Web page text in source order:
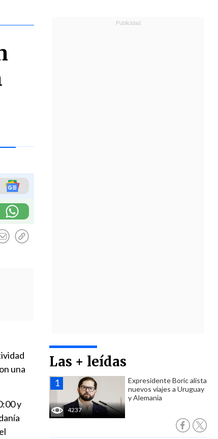
Las + leídas
4237
Expresidente Boric alista
nuevos viajes a Uruguay
y Alemania
una
y